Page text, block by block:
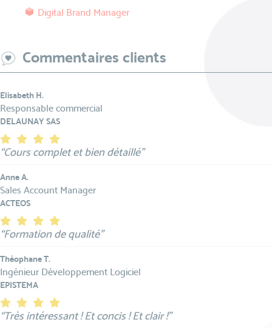
Digital Brand Manager
Commentaires clients
Elisabeth H.
Responsable commercial
DELAUNAY SAS
“Cours complet et bien détaillé”
Anne A.
Sales Account Manager
ACTEOS
“Formation de qualité”
Théophane T.
Ingénieur Développement Logiciel
EPISTEMA
“Très intéressant ! Et concis ! Et clair !”